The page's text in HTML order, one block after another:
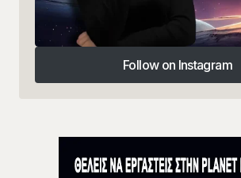
Follow on Instagram
Follow on Instagram